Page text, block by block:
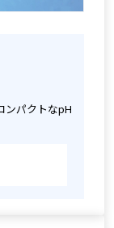
ンパクトなpH